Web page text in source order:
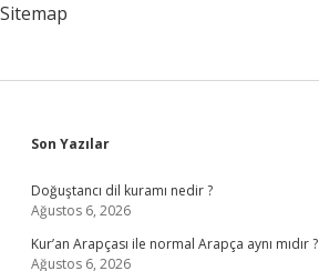
Sitemap
Sidebar
Son Yazılar
Doğuştancı dil kuramı nedir ?
Ağustos 6, 2026
Kur’an Arapçası ile normal Arapça aynı mıdır ?
Ağustos 6, 2026